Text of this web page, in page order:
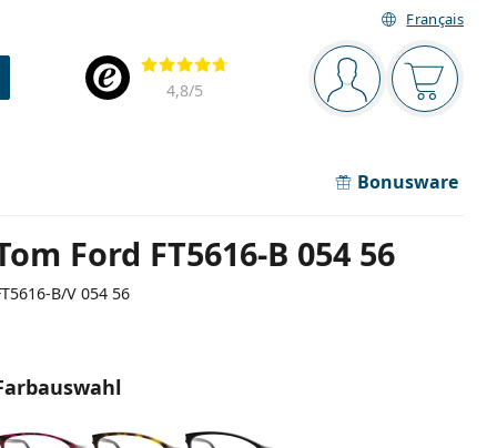
Français
Navigationsleiste
Sie sind Der
Bewertung
4,8/5
Bonusware
Ford FT5616-B 054 56
B/V 054 56